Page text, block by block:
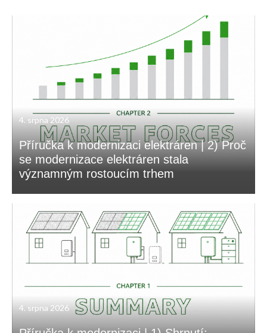
4. srpna 2026
Příručka k modernizaci elektráren | 2) Proč
se modernizace elektráren stala
významným rostoucím trhem
4. srpna 2026